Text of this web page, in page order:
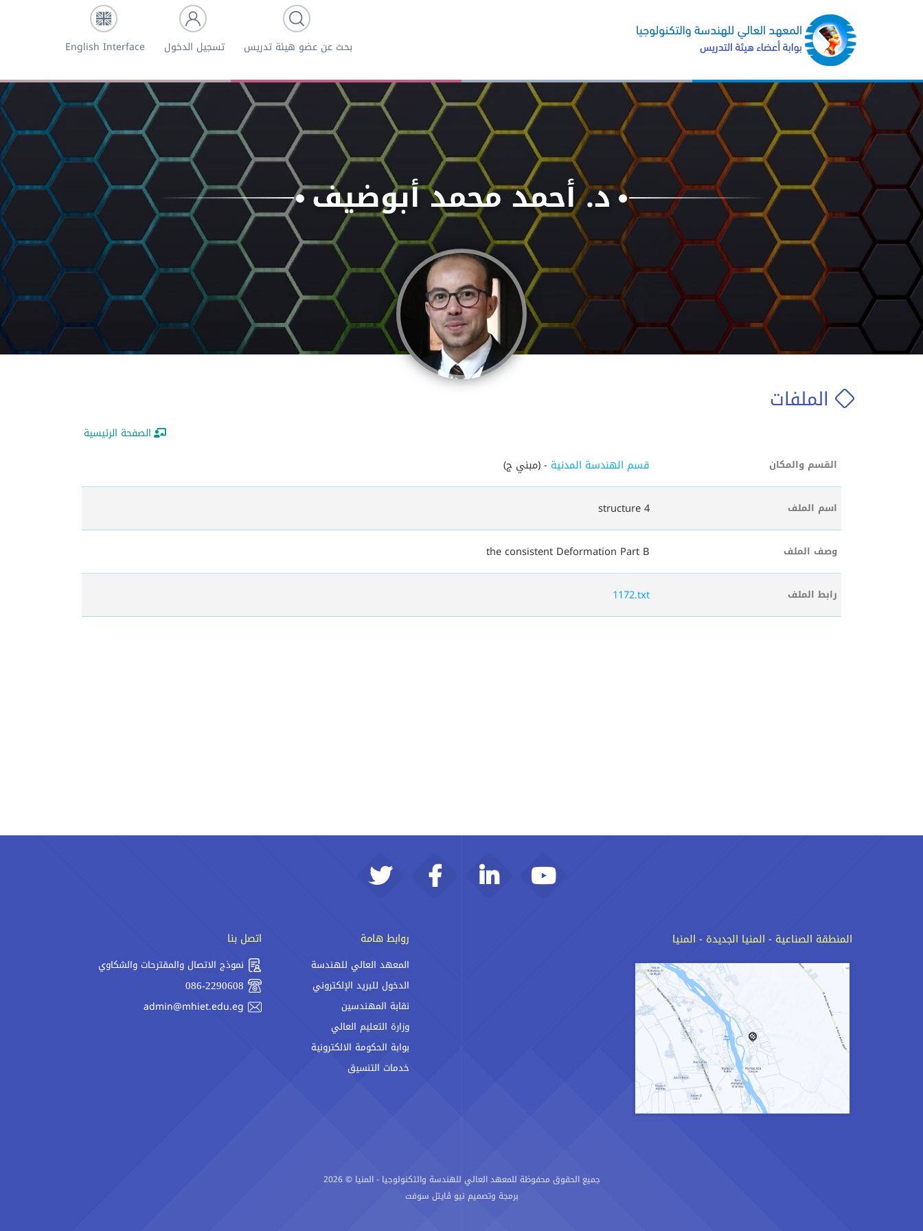
English Interface تسجيل الدخول بحث عن عضو هيئة تدريس
د. أحمد محمد أبوضيف
الملفات
الصفحة الرئيسية
القسم والمكان قسم الهندسة المدنية - (مبني ج)
اسم الملف structure 4
وصف الملف the consistent Deformation Part B
رابط الملف 1172.txt
المنطقة الصناعية - المنيا الجديدة - المنيا اتصل بنا
نموذج الاتصال والمقترحات والشكاوي
086-2290608
admin@mhiet.edu.eg
روابط هامة
المعهد العالي للهندسة
الدخول للبريد الإلكتروني
نقابة المهندسين
وزارة التعليم العالي
بوابة الحكومة الالكترونية
خدمات التنسيق
جميع الحقوق محفوظة للمعهد العالي للهندسة والتكنولوجيا - المنيا © 2026
برمجة وتصميم نيو ڨايتل سوفت